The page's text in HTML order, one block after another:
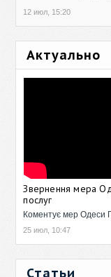
12 июл, 15:20
Актуально
Звернення мера
послуг
Коментує мер Одеси
25 июл, 10:47
Статьи